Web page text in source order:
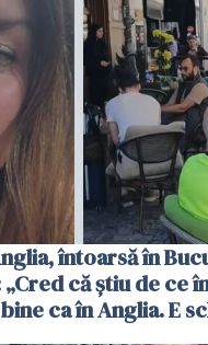
întoarsă în
că știu de ce
ca în Anglia. E